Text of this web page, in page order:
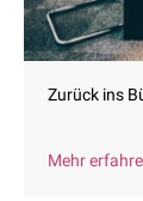
Zurück ins
Mehr